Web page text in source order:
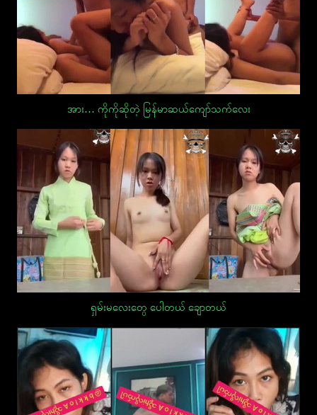
အား… ကိုကိုဆိုတဲ့ မြန်မာဆယ်ကျော်သက်လေး
ရှမ်းမလေးတွေ ပေါတယ် ချောတယ်